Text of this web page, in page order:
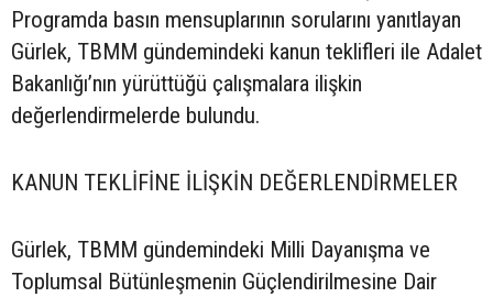
Programda basın mensuplarının sorularını yanıtlayan
Gürlek, TBMM gündemindeki kanun teklifleri ile Adalet
Bakanlığı’nın yürüttüğü çalışmalara ilişkin
değerlendirmelerde bulundu.
KANUN TEKLİFİNE İLİŞKİN DEĞERLENDİRMELER
Gürlek, TBMM gündemindeki Milli Dayanışma ve
Toplumsal Bütünleşmenin Güçlendirilmesine Dair